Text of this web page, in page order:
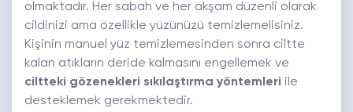
olmaktadır. Her sabah ve her akşam düzenli olarak
cildinizi ama özellikle yüzünüzü temizlemelisiniz.
Kişinin manuel yüz temizlemesinden sonra ciltte
kalan atıkların deride kalmasını engellemek ve
ciltteki gözenekleri sıkılaştırma yöntemleri ile
desteklemek gerekmektedir.